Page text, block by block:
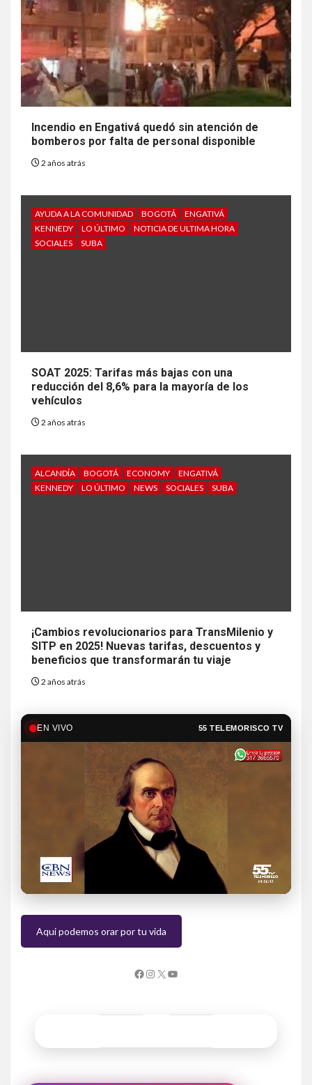
Incendio en Engativá quedó sin atención de
bomberos por falta de personal disponible
2 años atrás
AYUDA A LA COMUNIDAD BOGOTÁ
ENGATIVÁ
KENNEDY
LO ÚLTIMO
NOTICIA DE ULTIMA HORA
SOCIALES
SUBA
SOAT 2025: Tarifas más bajas con una
reducción del 8,6% para la mayoría de los
vehículos
2 años atrás
ALCANDÍA BOGOTÁ ECONOMY
ENGATIVÁ
KENNEDY
LO ÚLTIMO NEWS SOCIALES SUBA
¡Cambios revolucionarios para TransMilenio y
SITP en 2025! Nuevas tarifas, descuentos y
beneficios que transformarán tu viaje
2 años atrás
EN VIVO 55 TELEMORISCO TV
Aqui podemos orar por tu vida